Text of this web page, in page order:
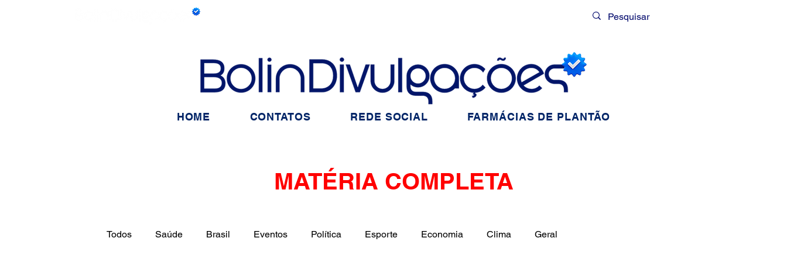
MATÉRIA COMPLETA
Todos Saúde Brasil Eventos Política Esporte Economia Clima Geral
HOME CONTATOS REDE SOCIAL FARMÁCIAS DE PLANTÃO